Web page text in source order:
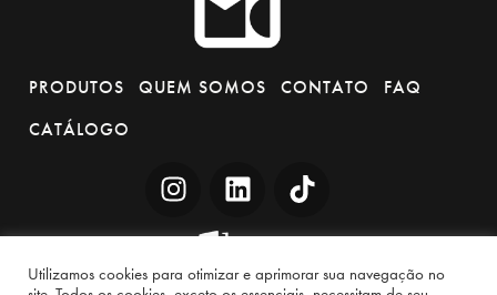
PRODUTOS QUEM SOMOS CONTATO
FAQ
CATÁLOGO
Utilizamos cookies para otimizar e aprimorar sua navegação no